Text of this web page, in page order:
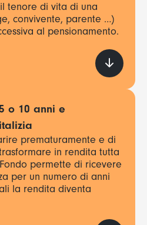
tenore di vita di una
convivente, parente …)
al pensionamento.
o 10 anni e
prematuramente e di
in rendita tutta
permette di ricevere
per un numero di anni
la rendita diventa